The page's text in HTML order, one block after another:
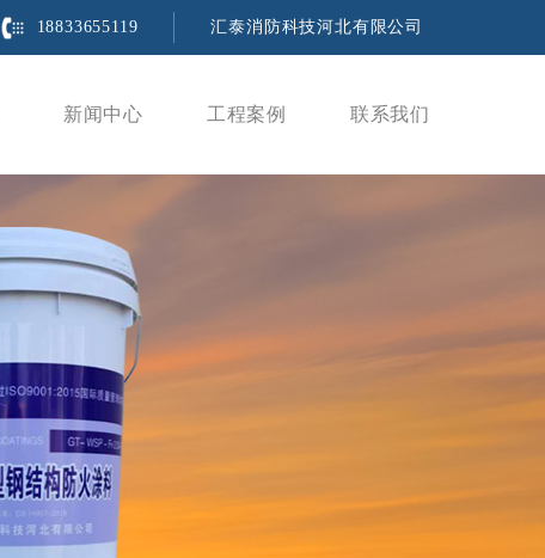
18833655119 汇泰消防科技河北有限公司
新闻中心 工程案例 联系我们